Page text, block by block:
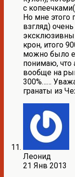
с
Но мне этого
взгляд)
крон, итого
можно было
понимаю, что
вообще на
300%……
гранаты из
Леонид
21 Янв 2013